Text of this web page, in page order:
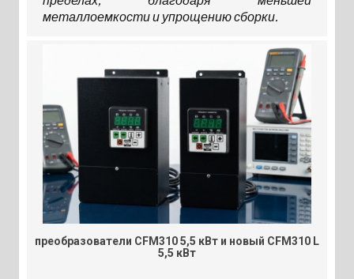
металлоемкости и упрощению сборки.
преобразователи CFM310 5,5 кВт и новый CFM310 L
5,5 кВт